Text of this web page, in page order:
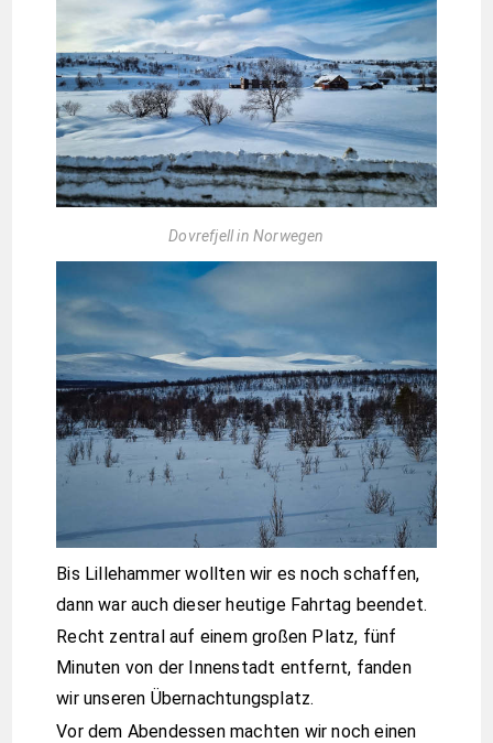
Dovrefjell in Norwegen
Bis Lillehammer wollten wir es noch schaffen,
dann war auch dieser heutige Fahrtag beendet.
Recht zentral auf einem großen Platz, fünf
Minuten von der Innenstadt entfernt, fanden
wir unseren Übernachtungsplatz.
Vor dem Abendessen machten wir noch einen